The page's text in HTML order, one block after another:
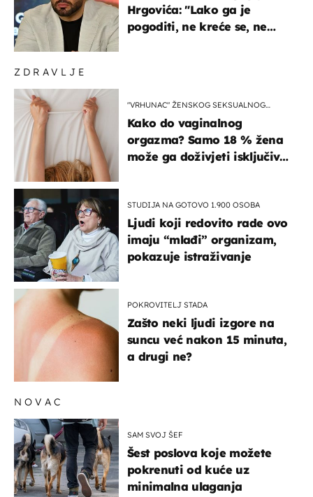
ZDRAVLJE
"VRHUNAC" ŽENSKOG SEKSUALNOG
Kako do vaginalnog
orgazma? Samo 18 % žena
može ga doživjeti isključivo
STUDIJA NA GOTOVO 1.900 OSOBA
Ljudi koji redovito rade ovo
imaju “mlađi” organizam,
pokazuje istraživanje
POKROVITELJ STADA
Zašto neki ljudi izgore na
suncu već nakon 15 minuta,
a drugi ne?
Hrgovića: "Lako ga je
pogoditi, ne kreće se, ne
NOVAC
SAM SVOJ ŠEF
Šest poslova koje možete
pokrenuti od kuće uz
minimalna ulaganja